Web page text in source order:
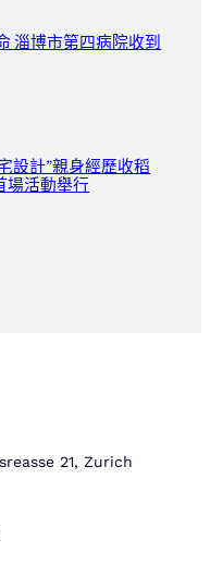
淄博市第四病院收到
設計”親身經歷收稻
場活動舉行
21, Zurich